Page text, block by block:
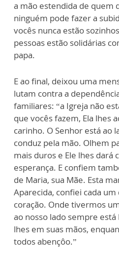
a mão estendida de quem
ninguém pode fazer a
vocês nunca estão
pessoas estão solidárias
papa.
E ao final, deixou uma
lutam contra a
familiares: “a Igreja não
que vocês fazem, Ela lhes
carinho. O Senhor está ao
conduz pela mão. Olhem
mais duros e Ele lhes dará
esperança. E confiem
de Maria, sua Mãe. Esta
Aparecida, confiei cada um
coração. Onde tivermos
ao nosso lado sempre está
lhes em suas mãos,
todos abençôo.”